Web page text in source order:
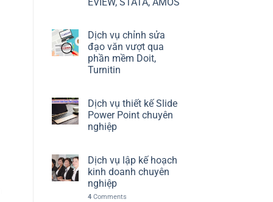
Dịch vụ chỉnh sửa
đạo văn vượt qua
phần mềm Doit,
Turnitin
Dịch vụ thiết kế Slide
Power Point chuyên
nghiệp
Dịch vụ lập kế hoạch
kinh doanh chuyên
nghiệp
4Comments